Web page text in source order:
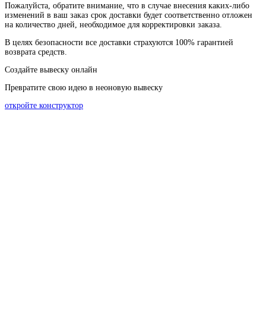
Пожалуйста , обратите внимание что в случае внесения каких-либо
изменений в ваш заказ срок доставки будет соответственно отложен
на количество дней необходимое для корректировки заказа
В целях безопасности все доставки страхуются 100% гарантией
возврата средств.
Создайте вывеску онлайн
Превратите свою идею в неоновую вывеску
откройте конструктор